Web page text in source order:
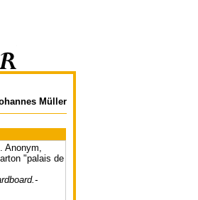
Müller
Anonym,
"palais de